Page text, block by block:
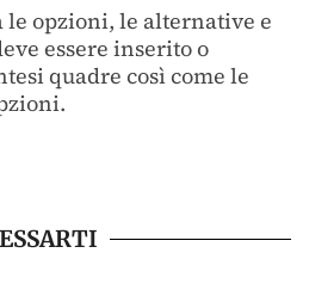
le opzioni, le alternative e
essere inserito o
quadre così come le